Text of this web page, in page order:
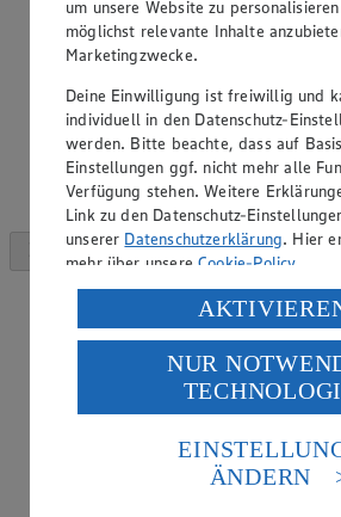
um unsere Website zu
möglichst relevante Inhalte
Marketingzwecke.
Deine Einwilligung ist freiwillig und
individuell in den Datenschutz-
werden. Bitte beachte, dass auf
Einstellungen ggf. nicht mehr alle
Verfügung stehen. Weitere
Link zu den Datenschutz-
unserer Datenschutzerklärung. Hier
mehr über unsereCookie-Policy.
Verarbeitung deiner
USA durch Facebook und YouTube:
Wenn du auf „Aktivieren“ klickst,
des Art. 49 Abs. 1 Satz 1 lit. a)
Daten in den USA verarbeitet
die USA als Land mit einem nach
Standards nicht angemessenen
Es besteht das Risiko eines Zugriffs
NUR
ÄNDERN